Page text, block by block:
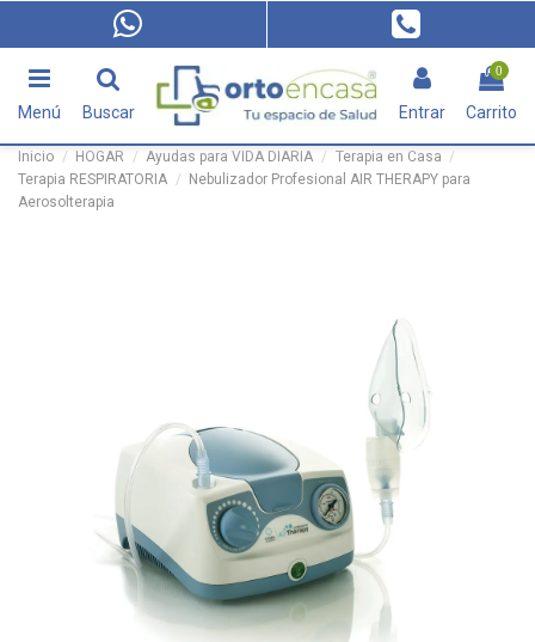
Menú Buscar Entrar
0
Carrito
Inicio HOGAR Ayudas para VIDA DIARIA
Terapia en Casa
Terapia RESPIRATORIA
Nebulizador Profesional AIR THERAPY para
Aerosolterapia